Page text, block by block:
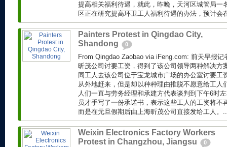
提高相关福利待遇，就此，昨晚，天河区城管局一
区正在研究提高环卫工人福利待遇的办法，预计会
Painters Protest in Qingdao City,
Shandong
0
From Qingdao Zaobao via iFeng.com: 前天早报
昕茂公司讨要工资，得到了该公司领导两种解决方
同工人去该公司位于宝龙城市广场的办公室讨要工
从外地赶来，但是却以种种理由推脱不愿意给工人
人们一直与劳务经理和承建方代表谈判到下午6时
员才手写了一份承诺书，表示这些工人的工资将不
而是在元旦假期后由上海昕茂公司直接发给工人。
Weixin Electronics Factory Workers
Protest in Changzhou, Jiangsu
0